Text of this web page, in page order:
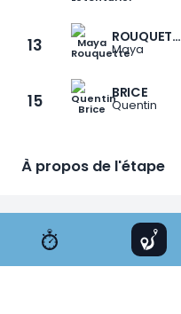
13 ROUQUETTE
Maya
15 BRICE
Quentin
À propos de l'étape